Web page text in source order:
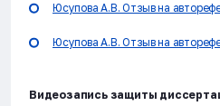
Юсупова А.В. Отзыв на
Юсупова А.В. Отзыв на
Видеозапись защиты